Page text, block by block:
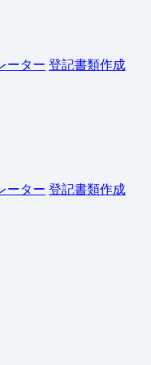
ーター 登記書類作成
ーター 登記書類作成